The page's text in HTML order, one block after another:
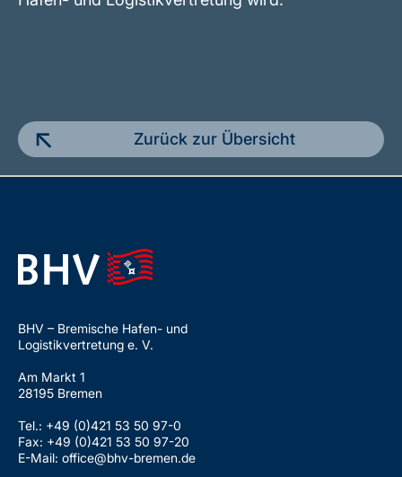
Zurück zur Übersicht
BHV – Bremische Hafen- und
Logistikvertretung e. V.
Am Markt 1
28195 Bremen
Tel.: +49 (0)421 53 50 97-0
Fax: +49 (0)421 53 50 97-20
E-Mail: office@bhv-bremen.de